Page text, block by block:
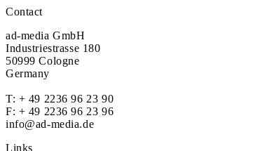
Contact
ad-media GmbH
Industriestrasse 180
50999 Cologne
Germany
T: + 49 2236 96 23 90
F: + 49 2236 96 23 96
info@ad-media.de
Links